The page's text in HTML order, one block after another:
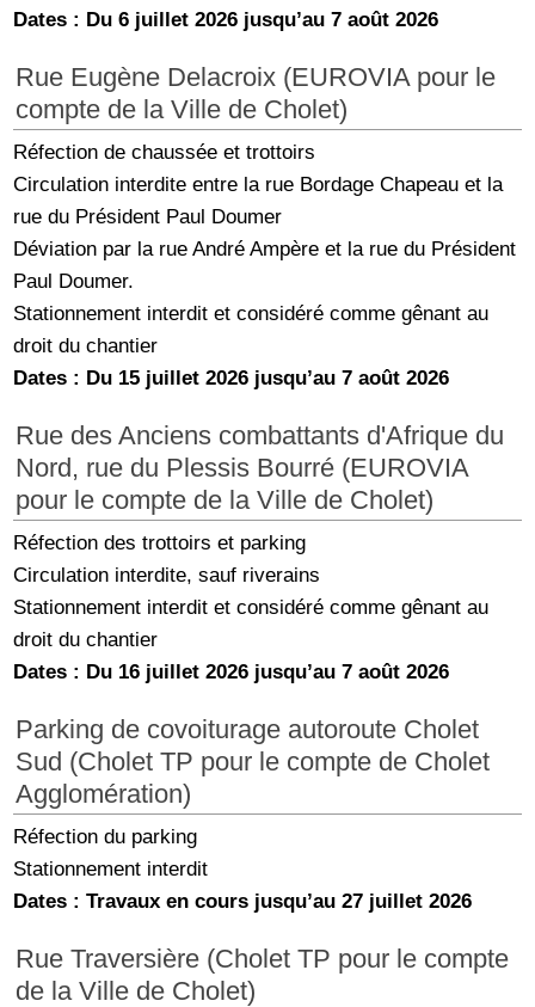
Dates : Du 6 juillet 2026 jusqu’au 7 août 2026
Rue Eugène Delacroix (EUROVIA pour le
compte de la Ville de Cholet)
Réfection de chaussée et trottoirs
Circulation interdite entre la rue Bordage Chapeau et la
rue du Président Paul Doumer
Déviation par la rue André Ampère et la rue du Président
Paul Doumer.
Stationnement interdit et considéré comme gênant au
droit du chantier
Dates : Du 15 juillet 2026 jusqu’au 7 août 2026
Rue des Anciens combattants d'Afrique du
Nord, rue du Plessis Bourré (EUROVIA
pour le compte de la Ville de Cholet)
Réfection des trottoirs et parking
Circulation interdite, sauf riverains
Stationnement interdit et considéré comme gênant au
droit du chantier
Dates : Du 16 juillet 2026 jusqu’au 7 août 2026
Parking de covoiturage autoroute Cholet
Sud (Cholet TP pour le compte de Cholet
Agglomération)
Réfection du parking
Stationnement interdit
Dates : Travaux en cours jusqu’au 27 juillet 2026
Rue Traversière (Cholet TP pour le compte
de la Ville de Cholet)